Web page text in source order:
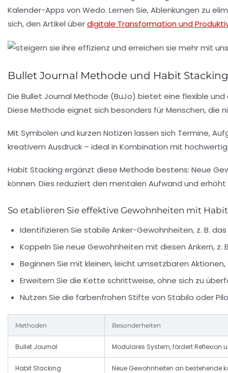
Kalender-Apps von Wedo. Lernen Sie, Ablenkungen zu
sich, den Artikel überdigitale Transformation und
Bullet Journal Methode und Habit
Die Bullet Journal Methode (BuJo) bietet eine flexible
Diese Methode eignet sich besonders für Menschen,
Mit Symbolen und kurzen Notizen lassen sich Termine,
kreativem Ausdruck – ideal in Kombination mit
Habit Stacking ergänzt diese Methode bestens: Neue
können. Dies reduziert den mentalen Aufwand und
So etablieren Sie effektive Gewohnheiten mit
Identifizieren Sie stabile Anker-Gewohnheiten, z. B.
Koppeln Sie neue Gewohnheiten mit diesen Ankern,
Beginnen Sie mit kleinen, leicht umsetzbaren
Erweitern Sie die Kette schrittweise, ohne sich zu
Nutzen Sie die farbenfrohen Stifte von Stabilo oder
Methoden Besonderheiten
Bullet Journal Modulares System, fördert Reflexion
Habit Stacking Neue Gewohnheiten an bestehende